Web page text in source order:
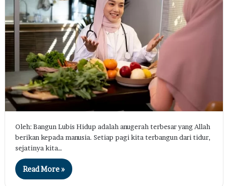
Oleh: Bangun Lubis Hidup adalah anugerah terbesar yang Allah
berikan kepada manusia. Setiap pagi kita terbangun dari tidur,
sejatinya kita…
Read More »